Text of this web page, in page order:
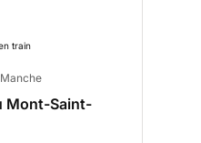
train
Mont-Saint-